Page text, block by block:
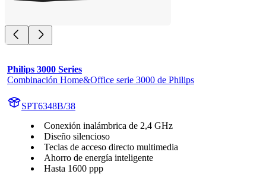
Philips 3000 Series
Combinación Home&Office serie 3000 de Philips
SPT6348B/38
Conexión inalámbrica de 2,4 GHz
Diseño silencioso
Teclas de acceso directo multimedia
Ahorro de energía inteligente
Hasta 1600 ppp